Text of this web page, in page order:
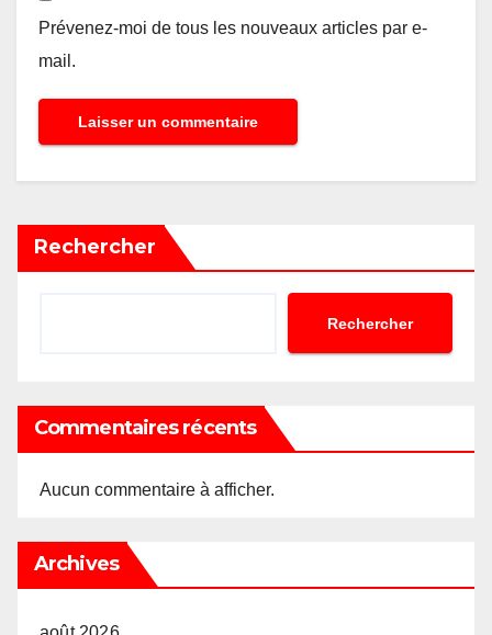
Prévenez-moi de tous les nouveaux articles par e-
mail.
Rechercher
Rechercher
Commentaires récents
Aucun commentaire à afficher.
Archives